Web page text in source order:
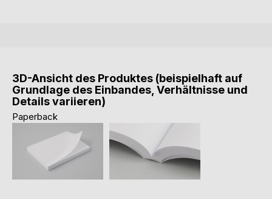
3D-Ansicht des Produktes (beispielhaft auf
Grundlage des Einbandes, Verhältnisse und
Details variieren)
Paperback